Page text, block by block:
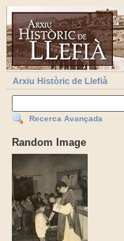
Arxiu Històric de Llefià
Recerca Avançada
Random Image